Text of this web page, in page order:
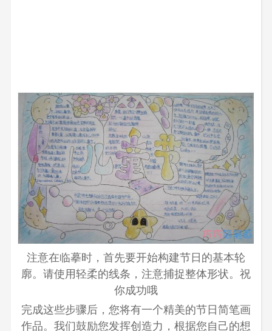
注意在临摹时，首先要开始构建节日的基本轮
廓。请使用轻柔的线条，注意捕捉整体形状。祝
你成功哦
完成这些步骤后，您将有一个精美的节日简笔画
作品。我们鼓励您发挥创造力，根据您自己的想